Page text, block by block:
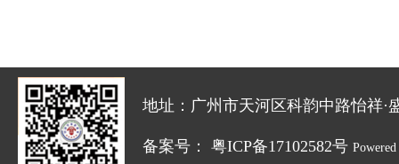
地址：广州市天河区科韵中路怡祥·
备案号： 粤ICP备17102582号